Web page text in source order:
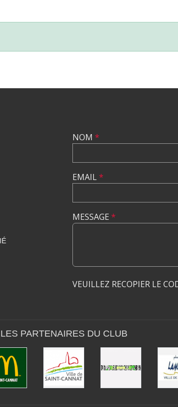
NOM *
EMAIL*
MESSAGE *
VEUILLEZ RECOPIER LE
LES PARTENAIRES DU CLUB